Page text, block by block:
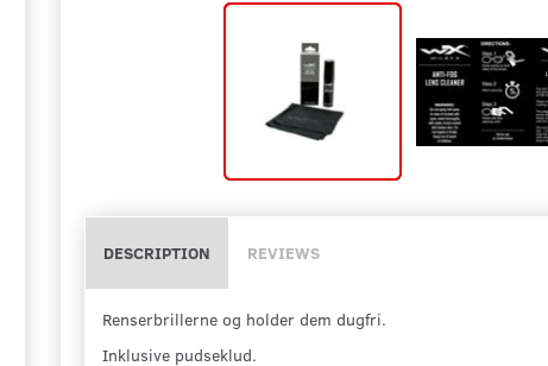
DESCRIPTION REVIEWS
Renserbrillerne og holder dem dugfri.
Inklusive pudseklud.